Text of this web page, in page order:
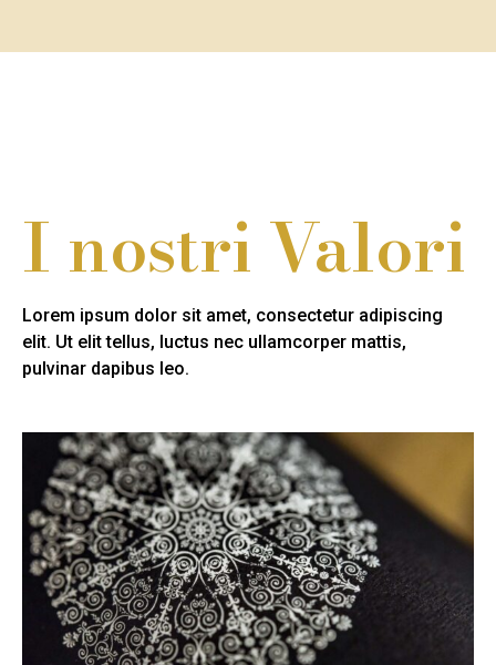
I nostri Valori
Lorem ipsum dolor sit amet, consectetur adipiscing
elit. Ut elit tellus, luctus nec ullamcorper mattis,
pulvinar dapibus leo.